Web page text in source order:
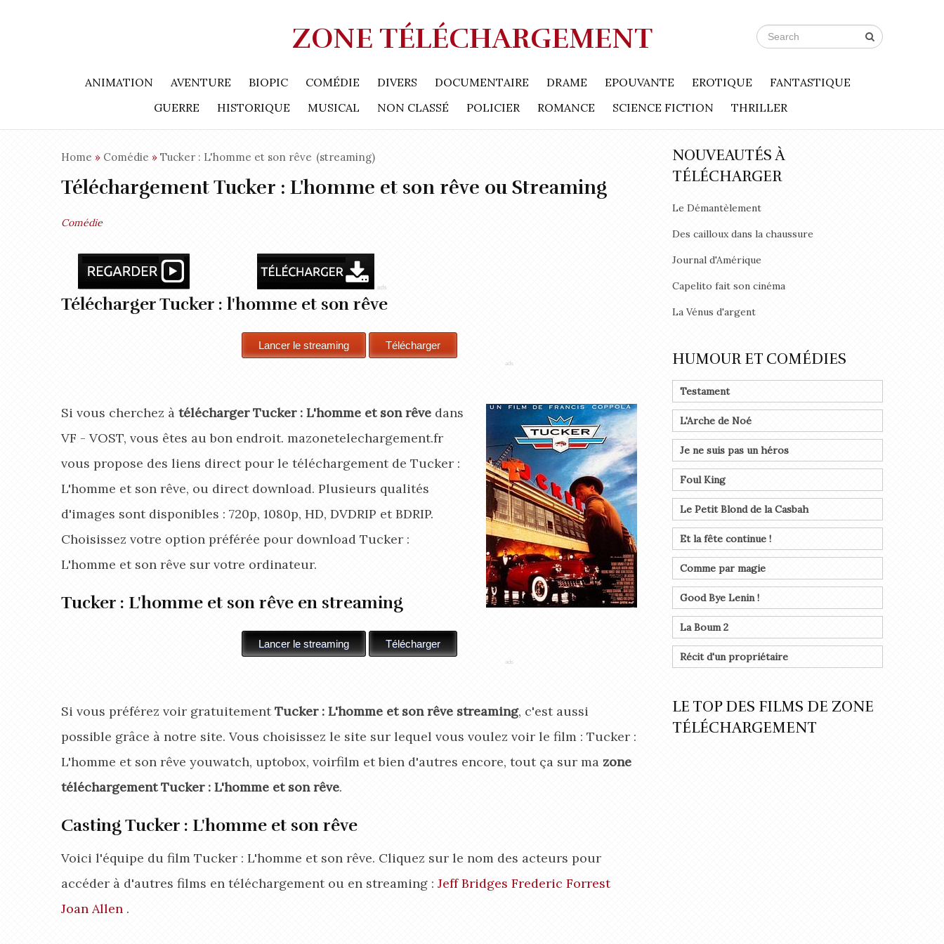
ZONE TÉLÉCHARGEMENT
ANIMATION AVENTURE BIOPIC COMÉDIE DIVERS DOCUMENTAIRE DRAME EPOUVANTE EROTIQUE
FANTASTIQUE
GUERRE
HISTORIQUE MUSICAL NON CLASSÉ POLICIER ROMANCE SCIENCE FICTION THRILLER
Home » Comédie » Tucker : L'homme et son rêve (streaming)
Téléchargement Tucker : L'homme et son rêve ou Streaming
Comédie
Télécharger Tucker : l'homme et son rêve
Si vous cherchez à télécharger Tucker : L'homme et son rêve dans
VF - VOST, vous êtes au bon endroit. mazonetelechargement.fr
vous propose des liens direct pour le téléchargement de Tucker :
L'homme et son rêve, ou direct download. Plusieurs qualités
d'images sont disponibles : 720p, 1080p, HD, DVDRIP et BDRIP.
Choisissez votre option préférée pour download Tucker :
L'homme et son rêve sur votre ordinateur.
Tucker : L'homme et son rêve en streaming
Si vous préférez voir gratuitementTucker : L'homme et son rêve streaming, c'est aussi
possible grâce à notre site. Vous choisissez le site sur lequel vous voulez voir le film : Tucker :
L'homme et son rêve youwatch, uptobox, voirfilm et bien d'autres encore, tout ça sur ma zone
téléchargement Tucker : L'homme et son rêve.
Casting Tucker : L'homme et son rêve
Voici l'équipe du film Tucker : L'homme et son rêve. Cliquez sur le nom des acteurs pour
accéder à d'autres films en téléchargement ou en streaming : Jeff Bridges Frederic Forrest
Joan Allen .
NOUVEAUTÉS À
TÉLÉCHARGER
Le Démantèlement
Des cailloux dans la chaussure
Journal d'Amérique
Capelito fait son cinéma
La Vénus d'argent
HUMOUR ET COMÉDIES
Testament
L'Arche de Noé
Je ne suis pas un héros
Foul King
Le Petit Blond de la Casbah
Et la fête continue !
Comme par magie
Good Bye Lenin !
La Boum 2
Récit d'un propriétaire
LE TOP DES FILMS DE ZONE
TÉLÉCHARGEMENT